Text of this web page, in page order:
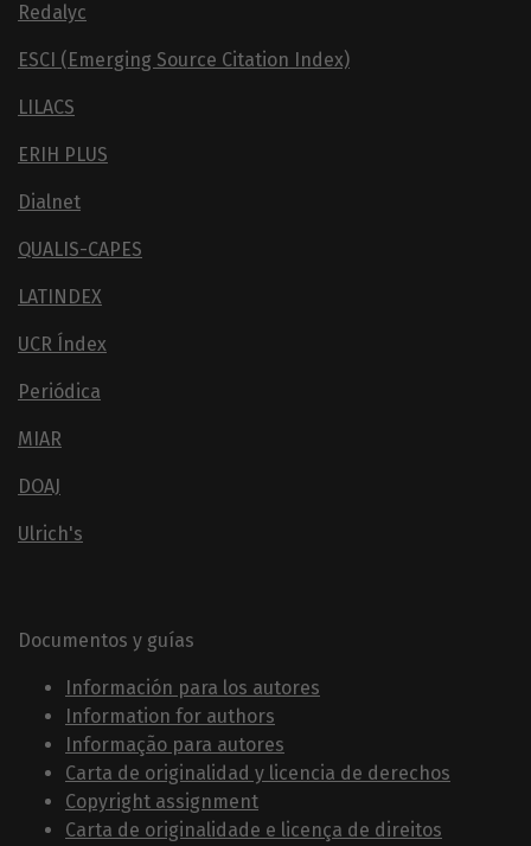
Redalyc
ESCI (Emerging Source Citation Index)
LILACS
ERIH PLUS
Dialnet
QUALIS-CAPES
LATINDEX
UCR Índex
Periódica
MIAR
DOAJ
Ulrich's
Documentos y guías
Información para los autores
Information for authors
Informação para autores
Carta de originalidad y licencia de derechos
Copyright assignment
Carta de originalidade e licença de direitos